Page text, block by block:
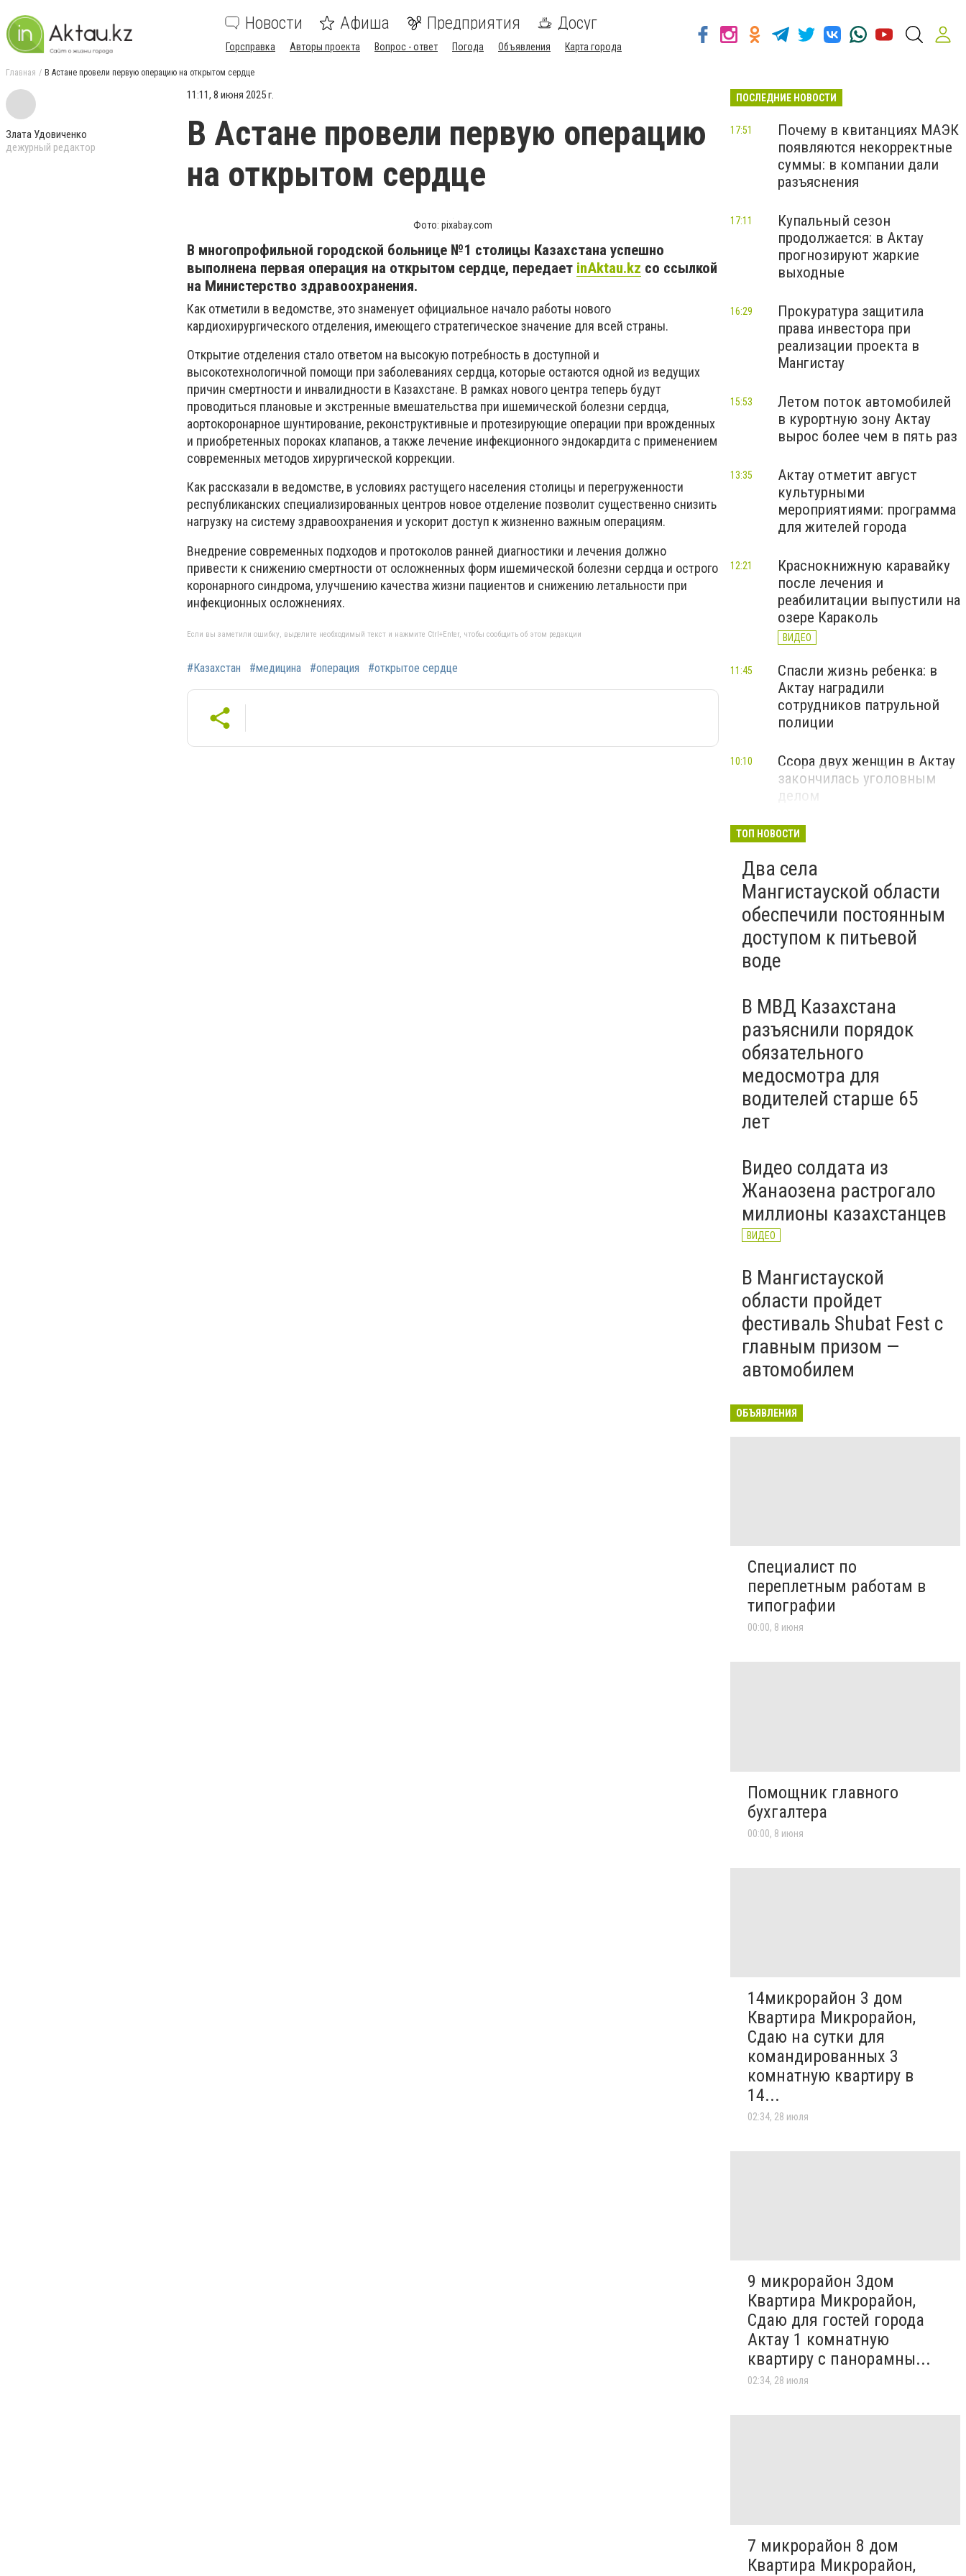
Новости Афиша Предприятия Досуг
Горсправка Авторы проекта Вопрос - ответ Погода Объявления Карта города
Главная В Астане провели первую операцию на открытом сердце
Злата Удовиченко
дежурный редактор
11:11, 8 июня 2025 г.
В Астане провели первую операцию
на открытом сердце
Фото: pixabay.com
В многопрофильной городской больнице №1 столицы Казахстана успешно
выполнена первая операция на открытом сердце, передает inAktau.kz со ссылкой
на Министерство здравоохранения.
Как отметили в ведомстве, это знаменует официальное начало работы нового
кардиохирургического отделения, имеющего стратегическое значение для всей страны.
Открытие отделения стало ответом на высокую потребность в доступной и
высокотехнологичной помощи при заболеваниях сердца, которые остаются одной из ведущих
причин смертности и инвалидности в Казахстане. В рамках нового центра теперь будут
проводиться плановые и экстренные вмешательства при ишемической болезни сердца,
аортокоронарное шунтирование, реконструктивные и протезирующие операции при врожденных
и приобретенных пороках клапанов, а также лечение инфекционного эндокардита с применением
современных методов хирургической коррекции.
Как рассказали в ведомстве, в условиях растущего населения столицы и перегруженности
республиканских специализированных центров новое отделение позволит существенно снизить
нагрузку на систему здравоохранения и ускорит доступ к жизненно важным операциям.
Внедрение современных подходов и протоколов ранней диагностики и лечения должно
привести к снижению смертности от осложненных форм ишемической болезни сердца и острого
коронарного синдрома, улучшению качества жизни пациентов и снижению летальности при
инфекционных осложнениях.
Если вы заметили ошибку, выделите необходимый текст и нажмите Ctrl+Enter, чтобы сообщить об этом редакции
#Казахстан #медицина #операция #открытое сердце
ПОСЛЕДНИЕ НОВОСТИ
Почему в квитанциях МАЭК
появляются некорректные
суммы: в компании дали
разъяснения
17:51
Купальный сезон
продолжается: в Актау
прогнозируют жаркие
выходные
17:11
Прокуратура защитила
права инвестора при
реализации проекта в
Мангистау
16:29
Летом поток автомобилей
в курортную зону Актау
вырос более чем в пять раз
15:53
Актау отметит август
культурными
мероприятиями: программа
для жителей города
13:35
Краснокнижную каравайку
после лечения и
реабилитации выпустили на
озере Караколь
ВИДЕО
12:21
Спасли жизнь ребенка: в
Актау наградили
сотрудников патрульной
полиции
11:45
Ссора двух женщин в Актау
закончилась уголовным
делом
10:10
ТОП НОВОСТИ
Два села
Мангистауской области
обеспечили постоянным
доступом к питьевой
воде
В МВД Казахстана
разъяснили порядок
обязательного
медосмотра для
водителей старше 65
лет
Видео солдата из
Жанаозена растрогало
миллионы казахстанцев
ВИДЕО
В Мангистауской
области пройдет
фестиваль Shubat Fest с
главным призом —
автомобилем
ОБЪЯВЛЕНИЯ
Специалист по
переплетным работам в
типографии
00:00, 8 июня
Помощник главного
бухгалтера
00:00, 8 июня
14микрорайон 3 дом
Квартира Микрорайон,
Сдаю на сутки для
командированных 3
комнатную квартиру в
14...
02:34, 28 июля
9 микрорайон 3дом
Квартира Микрорайон,
Сдаю для гостей города
Актау 1 комнатную
квартиру с панорамны...
02:34, 28 июля
7 микрорайон 8 дом
Квартира Микрорайон,